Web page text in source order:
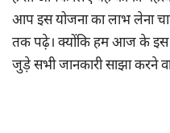
आप इस योजना का लाभ लेना
तक पढ़े। क्योंकि हम आज के
जुड़े सभी जानकारी साझा करने